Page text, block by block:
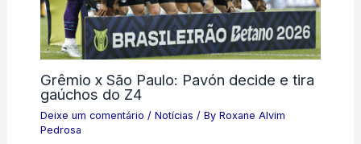
Grêmio x São Paulo: Pavón decide e tira
gaúchos do Z4
Deixe um comentário / Notícias / By Roxane Alvim
Pedrosa